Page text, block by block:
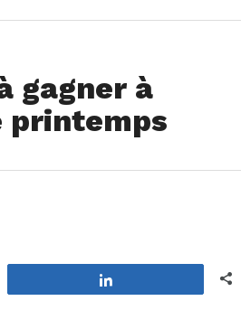
gagner à
printemps